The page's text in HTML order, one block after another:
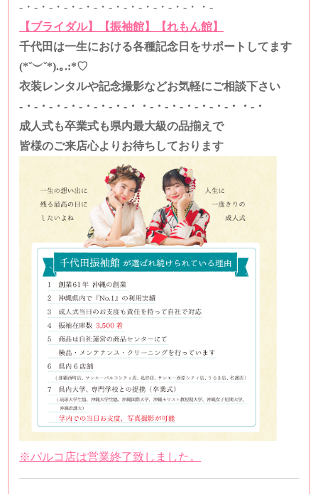
-・-・-・-・-・-・-・-・-・-・-・-・・-
【ブライダル】
【振袖館】
【れもん館】
千代田は一生における各種記念日をサポートしてます
(*˘︶˘*).｡.:*♡
衣装レンタルや記念撮影などお気軽にご相談下さい
-・-・-・-・-・-・-・-・・-・-・-・-・-・-・・-・
成人式も卒業式も県内最大級の品揃えで
皆様のご来店心よりお待ちしております
※パルコ店は営業終了致しました。